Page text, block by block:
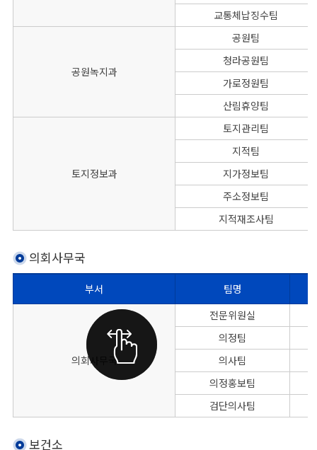
교통체납징수팀
공원녹지과
공원팀
청라공원팀
가로정원팀
산림휴양팀
토지정보과
토지관리팀
지적팀
지가정보팀
주소정보팀
지적재조사팀
의회사무국
의회사무국의 각 부서별, 팀명, 대표전화, FAX번호를 나타낸 표
부서 팀명
의회사무국
전문위원실
의정팀
의사팀
의정홍보팀
검단의사팀
보건소